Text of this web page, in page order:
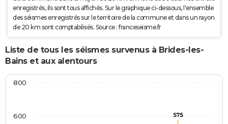
enregistrés, ils sont tous affichés. Sur le graphique ci-dessous, l'ensemble
des séismes enregistrés sur le territoire de la commune et dans un rayon
de 20 km sont comptabilisés. Source : franceseisme.fr
Liste de tous les séismes survenus à Brides-les-
Bains et aux alentours
575
600
800